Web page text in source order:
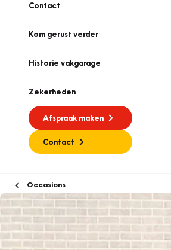
Contact
Kom gerust verder
Historie vakgarage
Zekerheden
Afspraak maken
Contact
Occasions